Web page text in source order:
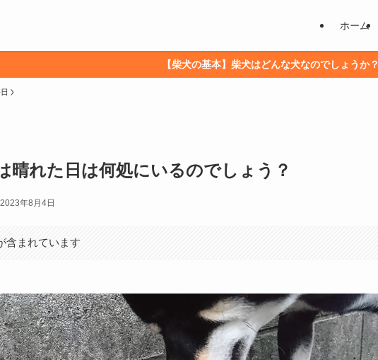
ホーム
【柴犬の基本】柴犬はどんな犬なのでしょうか？
晴れた日は何処にいるのでしょう？
2023年8月4日
含まれています